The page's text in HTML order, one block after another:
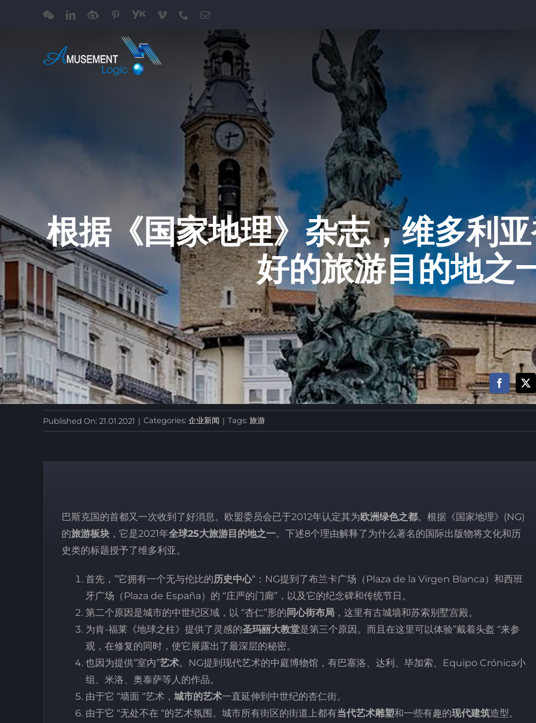
WeChatLinkedIn
Weibo Pinterest
Youku Vimeo Phone电
根据《国家地理》杂志，维多利
好的旅游目的地之
Published On: 21.01.2021 | Categories: 企业新闻 | Tags: 旅游
巴斯克国的首都又一次收到了好消息。欧盟委员会已于2012年认定其为欧洲绿色之都。根据《国家地理》(NG)
的旅游板块，它是2021年全球25大旅游目的地之一。下述8个理由解释了为什么著名的国际出版物将文化和历
史类的标题授予了维多利亚。
首先，”它拥有一个无与伦比的历史中心“：NG提到了布兰卡广场（Plaza de la Virgen Blanca）和西班
牙广场（Plaza de España）的 “庄严的门廊”，以及它的纪念碑和传统节日。
第二个原因是城市的中世纪区域，以 “杏仁”形的 同心街布局，这里有古城墙和苏索别墅宫殿。
为肯-福莱《地球之柱》提供了灵感的圣玛丽大教堂是第三个原因。而且在这里可以体验”戴着头盔 “来参
观，在修复的同时，使它展露出了最深层的秘密。
也因为提供”室内”艺术。NG提到现代艺术的中庭博物馆，有巴塞洛、达利、毕加索、Equipo Crónica小
组、米洛、奥泰萨等人的作品。
由于它 “墙面 “艺术， 城市的艺术一直延伸到中世纪的杏仁街。
由于它 “无处不在 “的艺术氛围。城市所有街区的街道上都有当代艺术雕塑和一些有趣的现代建筑造型。